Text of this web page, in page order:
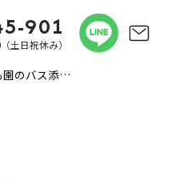
901
土日祝休み）
【保育補助スタッフ】古河市◇認定こども園のバス添乗や保育補助◇8：00～勤務できる方♪